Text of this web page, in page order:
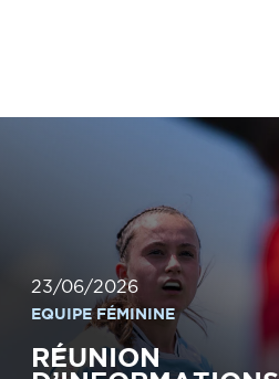
23/06/2026
EQUIPE FÉMININE
RÉUNION